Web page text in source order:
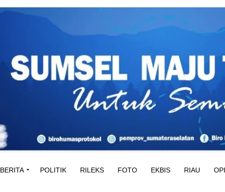
BERITA POLITIK RILEKS FOTO EKBIS RIAU